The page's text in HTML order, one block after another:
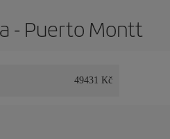
- Puerto Montt
49431 Kč